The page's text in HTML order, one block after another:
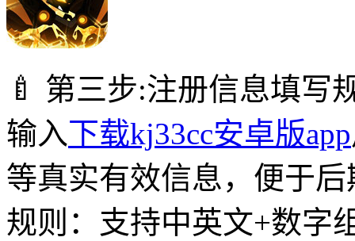
🍼 第三步:注册信息填写
输入下载kj33cc安卓版app
等真实有效信息，便于
规则：支持中英文+数字